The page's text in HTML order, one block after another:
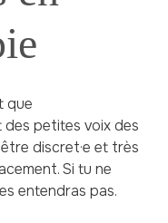
que
petites voix des
discret·e et très
Si tu ne
entendras pas.